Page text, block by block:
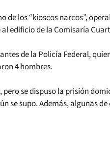
de los “kioscos narcos”,
edificio de la Comisaría
de la Policía Federal,
4 hombres.
se dispuso la prisión
se supo. Además, algunas